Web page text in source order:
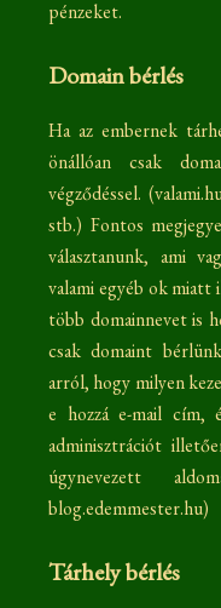
pénzeket.
Domain bérlés
Ha az embernek
önállóan csak
végződéssel.
stb.) Fontos
választanunk, ami
valami egyéb ok miatt
több domainnevet is
csak domaint
arról, hogy milyen
e hozzá e-mail cím,
adminisztrációt
úgynevezett
blog.edemmester.hu)
Tárhely bérlés